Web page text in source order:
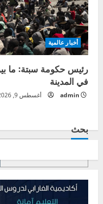
أخبار عالمية
في المدينة
admin أغسطس 9, 2026
بحث